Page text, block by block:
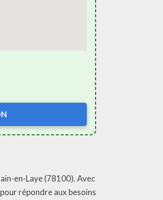
en-Laye (78100). Avec
répondre aux besoins